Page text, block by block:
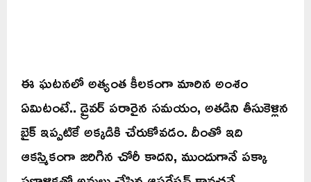
ఈ ఘటనలో అత్యంత కీలకంగా మారిన అంశం
ఏమిటంటే.. డ్రైవర్ పరారైన సమయం, అతడిని తీసుకెళ్లిన
బైక్ ఇప్పటికే అక్కడికి చేరుకోవడం. దీంతో ఇది
ఆకస్మికంగా జరిగిన చోరీ కాదని, ముందుగానే పక్కా